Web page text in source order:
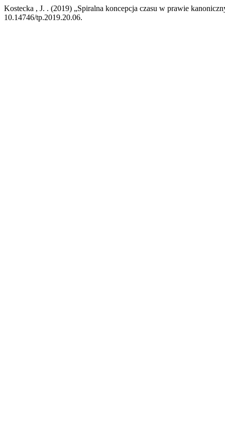
Kostecka , J. . (2019) „Spiralna koncepcja czasu w prawie
10.14746/tp.2019.20.06.